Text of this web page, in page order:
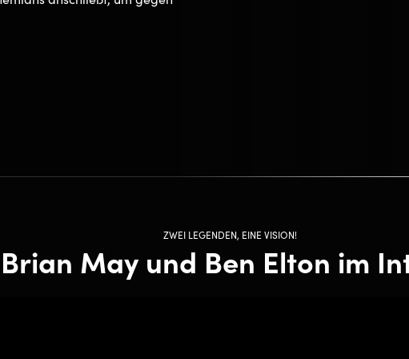
ZWEI LEGENDEN, EINE VISION!
May und Ben Elton im